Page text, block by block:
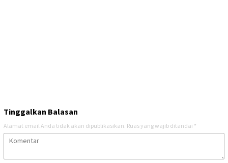
Tinggalkan Balasan
Alamat email Anda tidak akan dipublikasikan. Ruas yang wajib ditandai *